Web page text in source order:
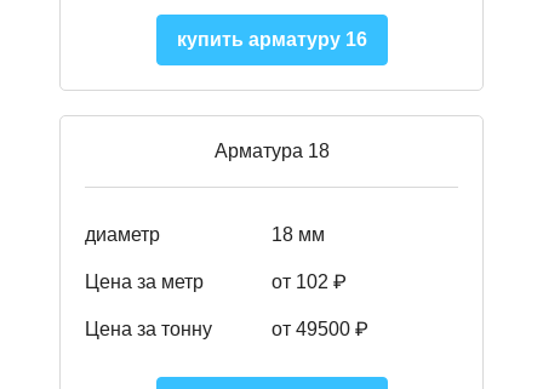
купить арматуру 16
Арматура 18
диаметр 18 мм
Цена за метр от 102 ₽
Цена за тонну от 49500 ₽